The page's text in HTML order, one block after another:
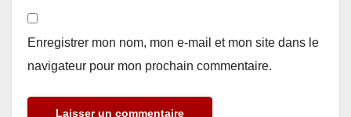
Enregistrer mon nom, mon e-mail et mon site dans le
navigateur pour mon prochain commentaire.